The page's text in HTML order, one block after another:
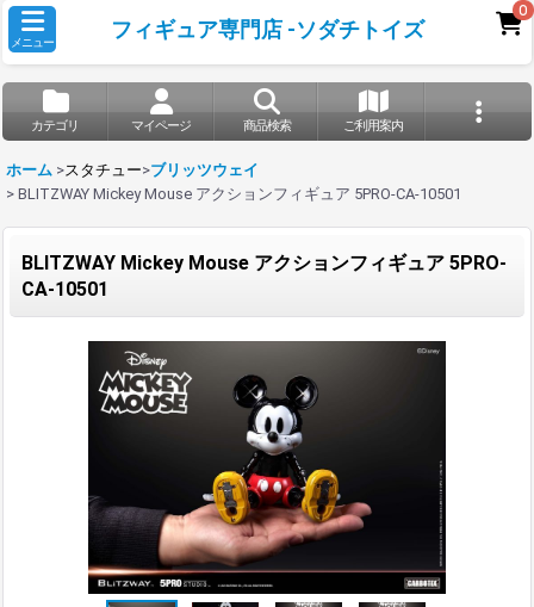
メニュー
フィギュア専門店 -ソダチトイズ
0
カテゴリ マイページ 商品検索 ご利用案内
ホーム >スタチュー>ブリッツウェイ
> BLITZWAY Mickey Mouse アクションフィギュア 5PRO-CA-10501
BLITZWAY Mickey Mouse アクションフィギュア 5PRO-
CA-10501